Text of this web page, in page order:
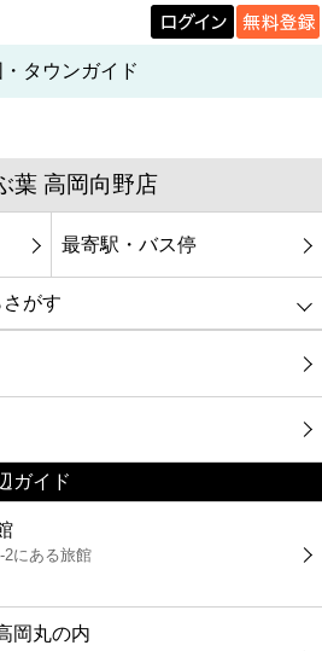
タウンガイド
葉 高岡向野店
最寄駅・バス停
がす
ガイド
2にある旅館
岡丸の内